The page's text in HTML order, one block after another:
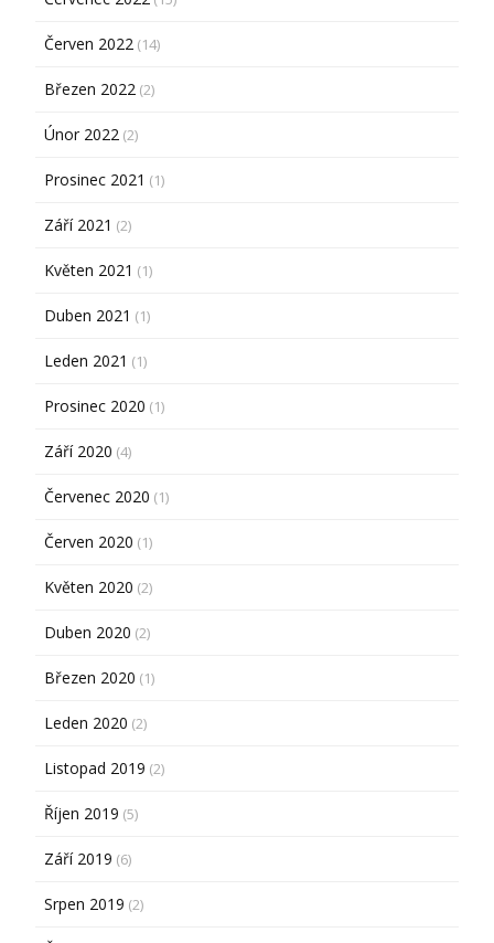
Červen 2022 (14)
Březen 2022 (2)
Únor 2022 (2)
Prosinec 2021 (1)
Září 2021 (2)
Květen 2021 (1)
Duben 2021 (1)
Leden 2021 (1)
Prosinec 2020 (1)
Září 2020 (4)
Červenec 2020 (1)
Červen 2020 (1)
Květen 2020 (2)
Duben 2020 (2)
Březen 2020 (1)
Leden 2020 (2)
Listopad 2019 (2)
Říjen 2019 (5)
Září 2019 (6)
Srpen 2019 (2)